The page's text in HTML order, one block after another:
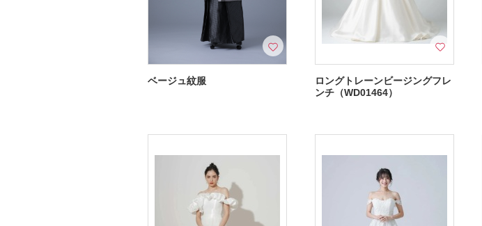
ベージュ紋服
ロングトレーンビージングフレ
ンチ（WD01464）